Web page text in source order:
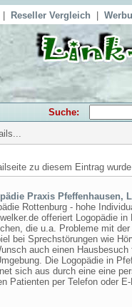
Reseller Vergleich
Suche:
zu diesem Eintrag
Praxis Pfeffenhausen,
Rottenburg - hohe
offeriert Logopädie
die u.a. Probleme mit
bei Sprechstörungen wie
auch einen
Die Logopädie in
sich aus durch eine eine
Patienten per Telefon oder